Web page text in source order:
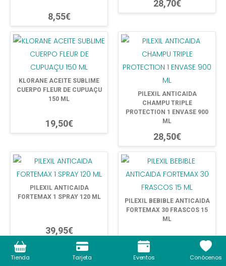
8,55€
28,70€
KLORANE ACEITE SUBLIME
CUERPO FLEUR DE CUPUAÇU
150 ML
19,50€
PILEXIL ANTICAIDA
CHAMPU TRIPLE
PROTECTION 1 ENVASE 900
ML
28,50€
PILEXIL ANTICAIDA
FORTEMAX 1 SPRAY 120 ML
39,95€
PILEXIL BEBIBLE ANTICAIDA
FORTEMAX 30 FRASCOS 15
ML
Tienda Tarjeta Eventos Conócenos